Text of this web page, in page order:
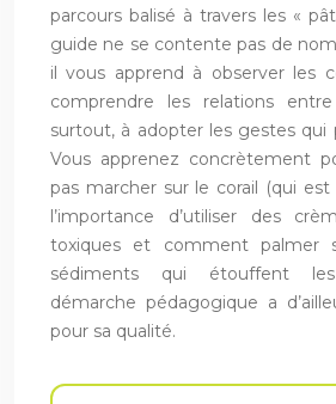
parcours balisé à travers les «
guide ne se contente pas de
il vous apprend à observer les
comprendre les relations
surtout, à adopter les gestes qui
Vous apprenez concrètement
pas marcher sur le corail (qui
l’importance d’utiliser des
toxiques et comment palmer
sédiments qui étouffent
démarche pédagogique a
pour sa qualité.